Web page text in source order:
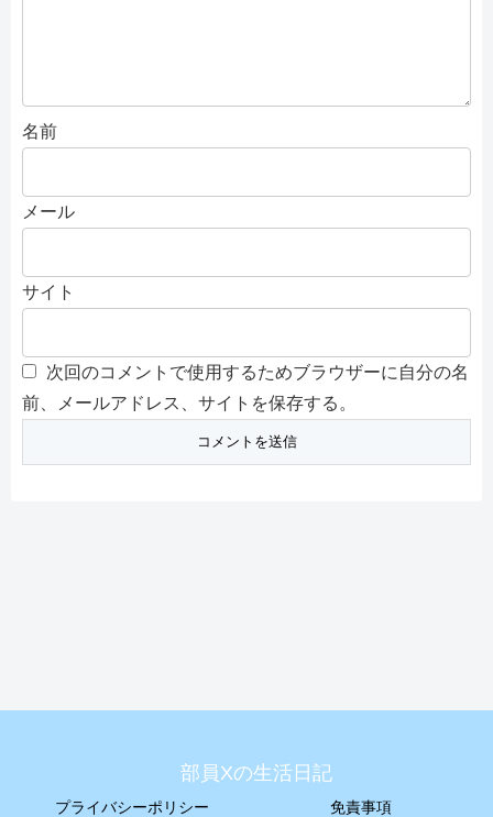
名前
メール
サイト
次回のコメントで使用するためブラウザーに自分の名
前、メールアドレス、サイトを保存する。
部員Xの生活日記
プライバシーポリシー 免責事項